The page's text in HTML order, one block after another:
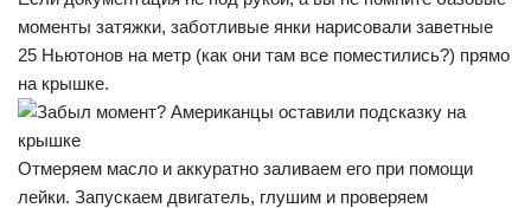
моменты затяжки, заботливые янки нарисовали заветные
25 Ньютонов на метр (как они там все поместились?) прямо
на крышке.
Отмеряем масло и аккуратно заливаем его при помощи
лейки. Запускаем двигатель, глушим и проверяем